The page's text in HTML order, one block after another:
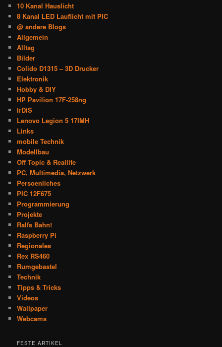
10 Kanal Hauslicht
8 Kanal LED Lauflicht mit PIC
@ andere Blogs
Allgemein
Alltag
Bilder
Colido D1315 – 3D Drucker
Elektronik
Hobby & DIY
HP Pavilion 17F-258ng
IrDiS
Lenovo Legion 5 17IMH
Links
mobile Technik
Modellbau
Off Topic & Reallife
PC, Multimedia, Netzwerk
Persoenliches
PIC 12F675
Programmierung
Projekte
Ralfs Bahn!
Raspberry Pi
Regionales
Rex RS460
Rumgebastel
Technik
Tipps & Tricks
Videos
Wallpaper
Webcams
FESTE ARTIKEL